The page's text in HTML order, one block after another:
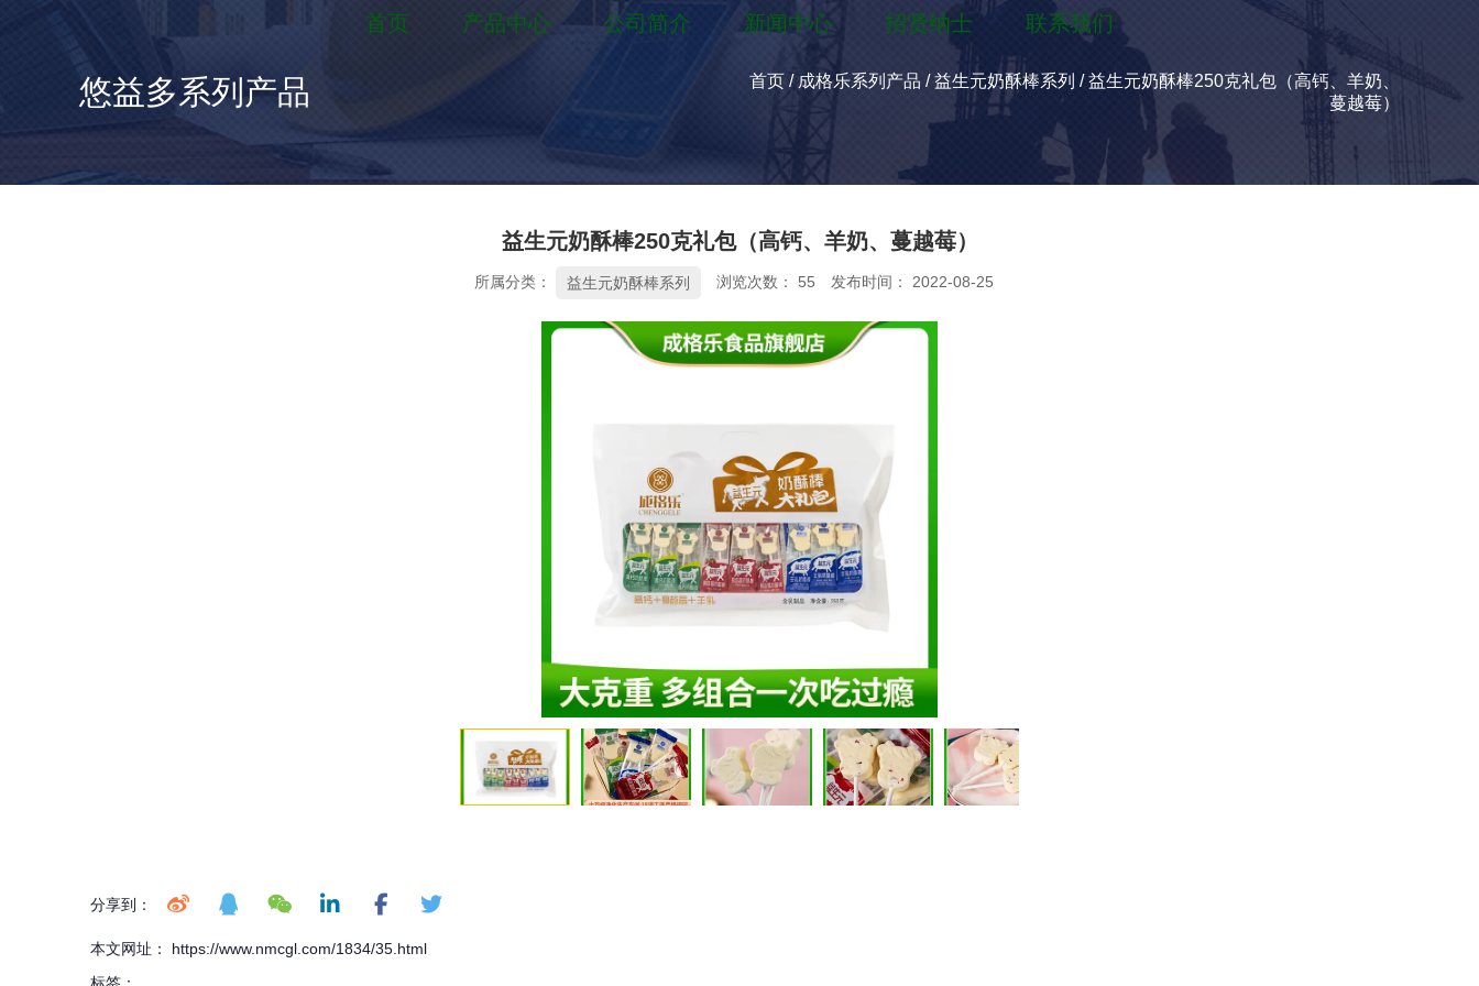
首页 产品中心 公司简介 新闻中心 招贤纳士 联系我们
悠益多系列产品 首页 / 成格乐系列产品 /益生元奶酥棒系列 /益生元奶酥棒250克礼包（高钙、羊奶、
蔓越莓）
益生元奶酥棒250克礼包（高钙、羊奶、蔓越莓）
所属分类： 益生元奶酥棒系列 浏览次数： 55 发布时间： 2022-08-25
分享到：
本文网址： https://www.nmcgl.com/1834/35.html